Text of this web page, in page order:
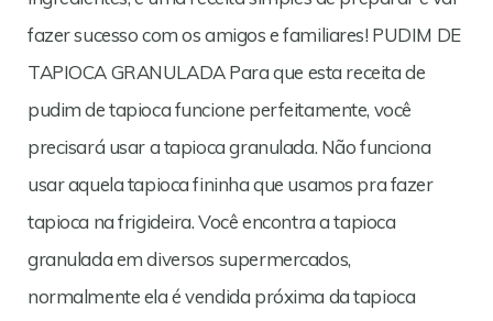
fazer sucesso com os amigos e familiares! PUDIM DE
TAPIOCA GRANULADA Para que esta receita de
pudim de tapioca funcione perfeitamente, você
precisará usar a tapioca granulada. Não funciona
usar aquela tapioca fininha que usamos pra fazer
tapioca na frigideira. Você encontra a tapioca
granulada em diversos supermercados,
normalmente ela é vendida próxima da tapioca